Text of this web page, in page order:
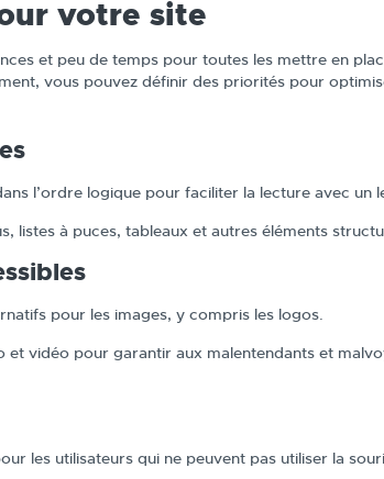
votre site
et peu de temps pour toutes les mettre en
vous pouvez définir des priorités pour
l’ordre logique pour faciliter la lecture avec un
listes à puces, tableaux et autres éléments
pour les images, y compris les logos.
vidéo pour garantir aux malentendants et
les utilisateurs qui ne peuvent pas utiliser la